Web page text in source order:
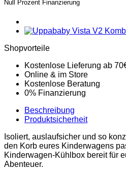
Null Prozent Finanzierung
Shopvorteile
Kostenlose Lieferung ab
Online & im Store
Kostenlose Beratung
0% Finanzierung
Beschreibung
Produktsicherheit
Isoliert, auslaufsicher und so
den Korb eures Kinderwagens
Kinderwagen-Kühlbox bereit für
Abenteuer.